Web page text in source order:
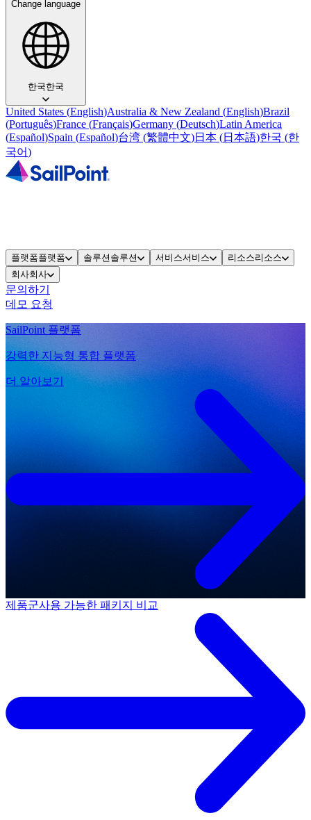
Change language
한국한국
United States (English)Australia & New Zealand (English)Brazil
(Português)France (Français)Germany (Deutsch)Latin America
(Español)Spain (Español)台湾 (繁體中文)日本 (日本語)한국 (한
국어)
플랫폼플랫폼 솔루션 솔루션 서비스서비스 리소스리소스
회사회사
문의하기
데모 요청
SailPoint 플랫폼
강력한 지능형 통합 플랫폼
더 알아보기
제품군사용 가능한 패키지 비교